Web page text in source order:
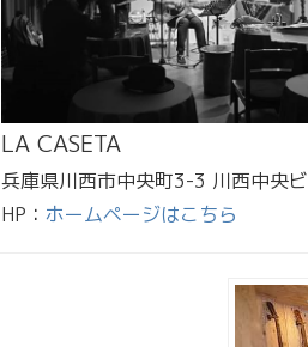
LA CASETA
兵庫県川西市中央町3-3 川西中央
HP： ホームページはこちら